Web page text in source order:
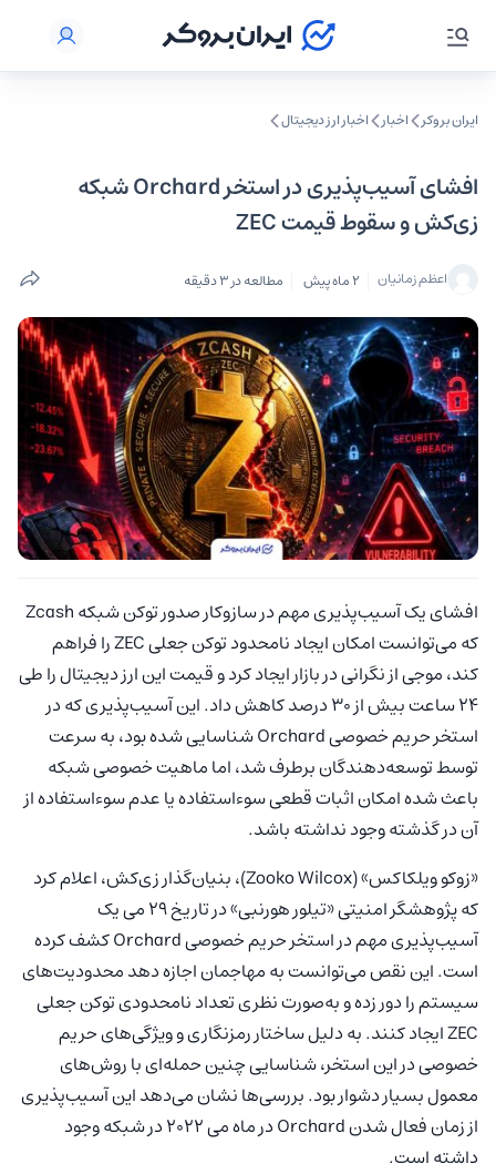
ایران بروکر اخبار اخبار ارز دیجیتال
افشای آسیب‌پذیری در استخر Orchard شبکه
زی‌کش و سقوط قیمت ZEC
اعظم زمانیان 2 ماه پیش مطالعه در 3 دقیقه
افشای یک آسیب‌پذیری مهم در سازوکار صدور توکن شبکه Zcash
که می‌توانست امکان ایجاد نامحدود توکن جعلی ZEC را فراهم
کند، موجی از نگرانی در بازار ایجاد کرد و قیمت این ارز دیجیتال را طی
۲۴ ساعت بیش از ۳۰ درصد کاهش داد. این آسیب‌پذیری که در
استخر حریم خصوصی Orchard شناسایی شده بود، به سرعت
توسط توسعه‌دهندگان برطرف شد، اما ماهیت خصوصی شبکه
باعث شده امکان اثبات قطعی سوءاستفاده یا عدم سوءاستفاده از
آن در گذشته وجود نداشته باشد.
«زوکو ویلکاکس» (Zooko Wilcox)، بنیان‌گذار زی‌کش، اعلام کرد
که پژوهشگر امنیتی «تیلور هورنبی» در تاریخ ۲۹ می یک
آسیب‌پذیری مهم در استخر حریم خصوصی Orchard کشف کرده
است. این نقص می‌توانست به مهاجمان اجازه دهد محدودیت‌های
سیستم را دور زده و به‌صورت نظری تعداد نامحدودی توکن جعلی
ZEC ایجاد کنند. به دلیل ساختار رمزنگاری و ویژگی‌های حریم
خصوصی در این استخر، شناسایی چنین حمله‌ای با روش‌های
معمول بسیار دشوار بود. بررسی‌ها نشان می‌دهد این آسیب‌پذیری
از زمان فعال شدن Orchard در ماه می ۲۰۲۲ در شبکه وجود
داشته است.